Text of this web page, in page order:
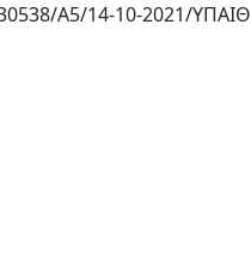
Α5/14-10-2021/ΥΠΑΙΘ